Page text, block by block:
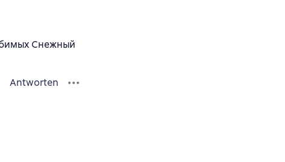
Снежный
Antworten